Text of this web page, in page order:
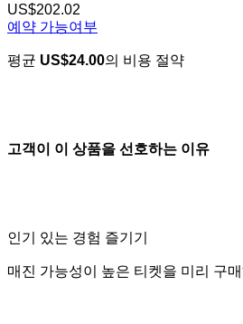
US$202.02
예약 가능여부
평균 US$24.00의 비용 절약
고객이 이 상품을 선호하는 이유
인기 있는 경험 즐기기
매진 가능성이 높은 티켓을 미리 구